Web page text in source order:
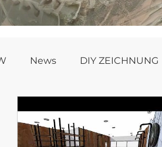
News DIY ZEICHNUNG